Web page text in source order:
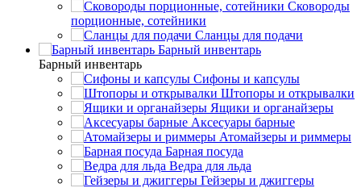
Сковороды
порционные, сотейники
Сланцы для подачи
Барный инвентарь
Барный инвентарь
Сифоны и капсулы
Штопоры и открывалки
Ящики и органайзеры
Аксесуары барные
Атомайзеры и риммеры
Барная посуда
Ведра для льда
Гейзеры и джиггеры